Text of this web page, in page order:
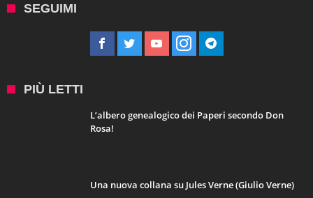
SEGUIMI
PIÙ LETTI
L’albero genealogico dei Paperi secondo Don
Rosa!
Una nuova collana su Jules Verne (Giulio Verne)